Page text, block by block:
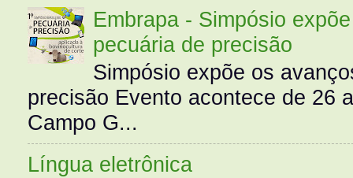
Embrapa - Simpósio
pecuária de precisão
Simpósio expõe os
precisão Evento acontece de 26
Campo G...
Língua eletrônica